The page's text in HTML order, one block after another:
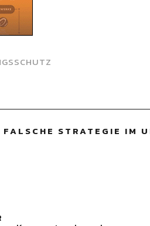
STRATEGIE IM